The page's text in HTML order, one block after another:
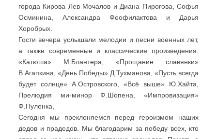
города Кирова Лев Мочалов и Диана Пирогова, Софья
Осминина, Александра Феофилактова и Дарья
Хоробрых.
Гости вечера услышали мелодии и песни военных лет,
а также современные и классические произведения:
«Катюша» М.Блантера, «Прощание славянки»
В.Агапкина, «День Победы» Д.Тухманова, «Пусть всегда
будет солнце» А.Островского, «Всё выше» Ю.Хайта,
Прелюдия ми-минор Ф.Шопена, «Импровизация»
Ф.Пуленка,
Сегодня мы преклоняемся перед героизмом наших
дедов и прадедов. Мы благодарим за победу всех, кто